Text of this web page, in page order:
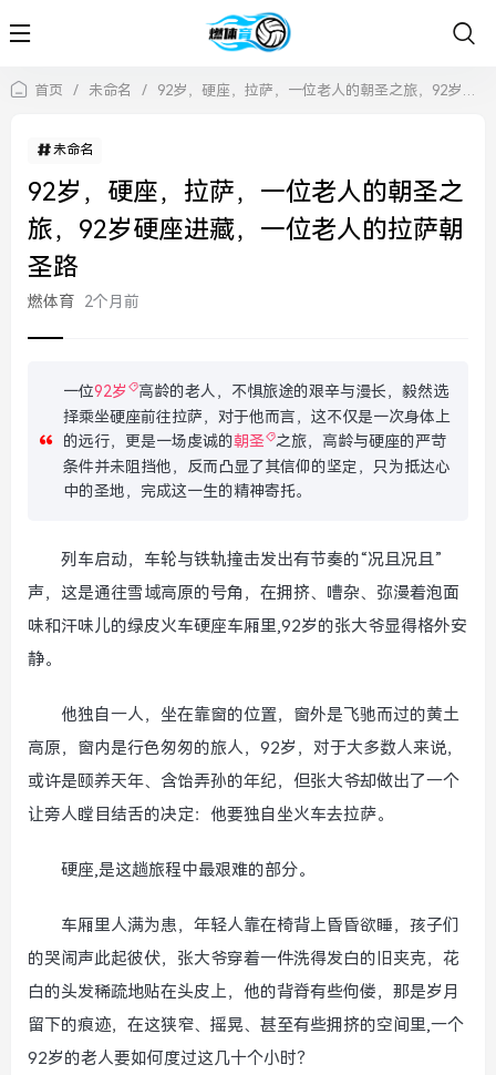
首页 / 未命名 / 92岁，硬座，拉萨，一位老人的朝圣之旅，92岁硬座进藏，一位老人的拉萨朝圣路
未命名
92岁，硬座，拉萨，一位老人的朝圣之
旅，92岁硬座进藏，一位老人的拉萨朝
圣路
燃体育 2个月前
一位92岁
高龄的老人，不惧旅途的艰辛与漫长，毅然选
择乘坐硬座前往拉萨，对于他而言，这不仅是一次身体上
的远行，更是一场虔诚的朝圣
之旅，高龄与硬座的严苛
条件并未阻挡他，反而凸显了其信仰的坚定，只为抵达心
中的圣地，完成这一生的精神寄托。
列车启动，车轮与铁轨撞击发出有节奏的“况且况且”
声，这是通往雪域高原的号角，在拥挤、嘈杂、弥漫着泡面
味和汗味儿的绿皮火车硬座车厢里,92岁的张大爷显得格外安
静。
他独自一人，坐在靠窗的位置，窗外是飞驰而过的黄土
高原，窗内是行色匆匆的旅人，92岁，对于大多数人来说，
或许是颐养天年、含饴弄孙的年纪，但张大爷却做出了一个
让旁人瞠目结舌的决定：他要独自坐火车去拉萨。
硬座,是这趟旅程中最艰难的部分。
车厢里人满为患，年轻人靠在椅背上昏昏欲睡，孩子们
的哭闹声此起彼伏，张大爷穿着一件洗得发白的旧夹克，花
白的头发稀疏地贴在头皮上，他的背脊有些佝偻，那是岁月
留下的痕迹，在这狭窄、摇晃、甚至有些拥挤的空间里,一个
92岁的老人要如何度过这几十个小时？